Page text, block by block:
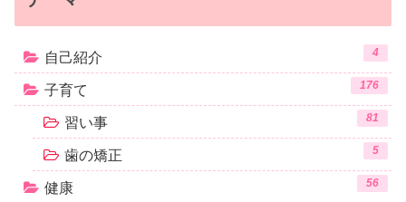
自己紹介 4
子育て 176
習い事 81
歯の矯正 5
健康 56